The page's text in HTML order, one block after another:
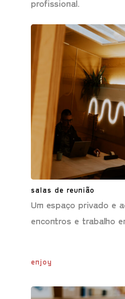
profissional.
salas de reunião
Um espaço privado e
encontros e trabalho
enjoy